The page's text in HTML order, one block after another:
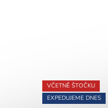
VČETNĚ ŠTOČKU
EXPEDUJEME DNES